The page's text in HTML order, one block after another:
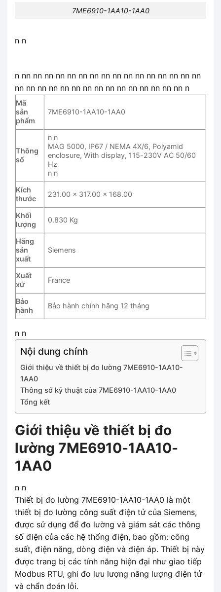
7ME6910-1AA10-1AA0
n n
n nn nn nn nn nn nn nn nn nn nn nn nn nn nn nn nn
nn nn nn nn nn nn nn nn nn nn nn nn nn nn nn n
Mã
sản
phẩm
7ME6910-1AA10-1AA0
Thông
số
n n
MAG 5000, IP67 / NEMA 4X/6, Polyamid
enclosure, With display, 115-230V AC 50/60
Hz
n n
Kích
thước
231.00 x 317.00 x 168.00
Khối
lượng
0.830 Kg
Hãng
sản
xuất
Siemens
Xuất
xứ
France
Bảo
hành
Bảo hành chính hãng 12 tháng
n n
Nội dung chính
Giới thiệu về thiết bị đo lường 7ME6910-1AA10-
1AA0
Thông số kỹ thuật của 7ME6910-1AA10-1AA0
Tổng kết
Giới thiệu về thiết bị đo
lường 7ME6910-1AA10-
1AA0
n n
Thiết bị đo lường 7ME6910-1AA10-1AA0 là một
thiết bị đo lường công suất điện tử của Siemens,
được sử dụng để đo lường và giám sát các thông
số điện của các hệ thống điện, bao gồm: công
suất, điện năng, dòng điện và điện áp. Thiết bị này
được trang bị các tính năng hiện đại như giao tiếp
Modbus RTU, ghi đo lưu lượng năng lượng điện tử
và chẩn đoán lỗi.